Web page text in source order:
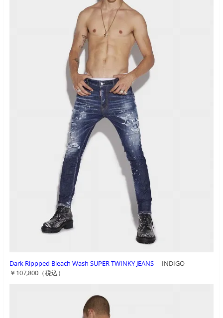
Dark Rippped Bleach Wash SUPER TWINKY JEANSINDIGO
￥107,800（税込）